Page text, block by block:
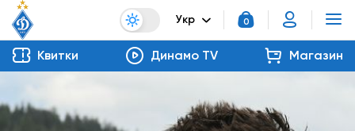
Укр 0
Квитки Динамо TV Магазин